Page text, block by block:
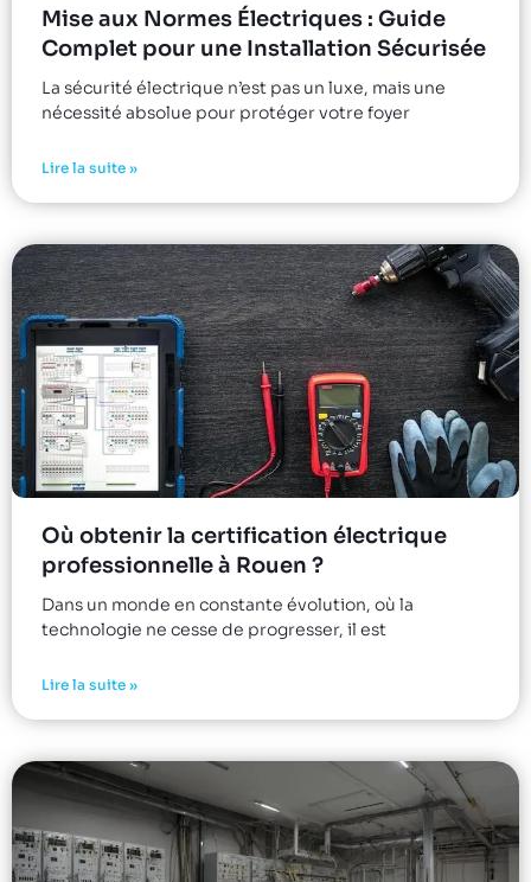
Mise aux Normes Électriques : Guide
Complet pour une Installation Sécurisée
La sécurité électrique n’est pas un luxe, mais une
nécessité absolue pour protéger votre foyer
Lire la suite »
Où obtenir la certification électrique
professionnelle à Rouen ?
Dans un monde en constante évolution, où la
technologie ne cesse de progresser, il est
Lire la suite »